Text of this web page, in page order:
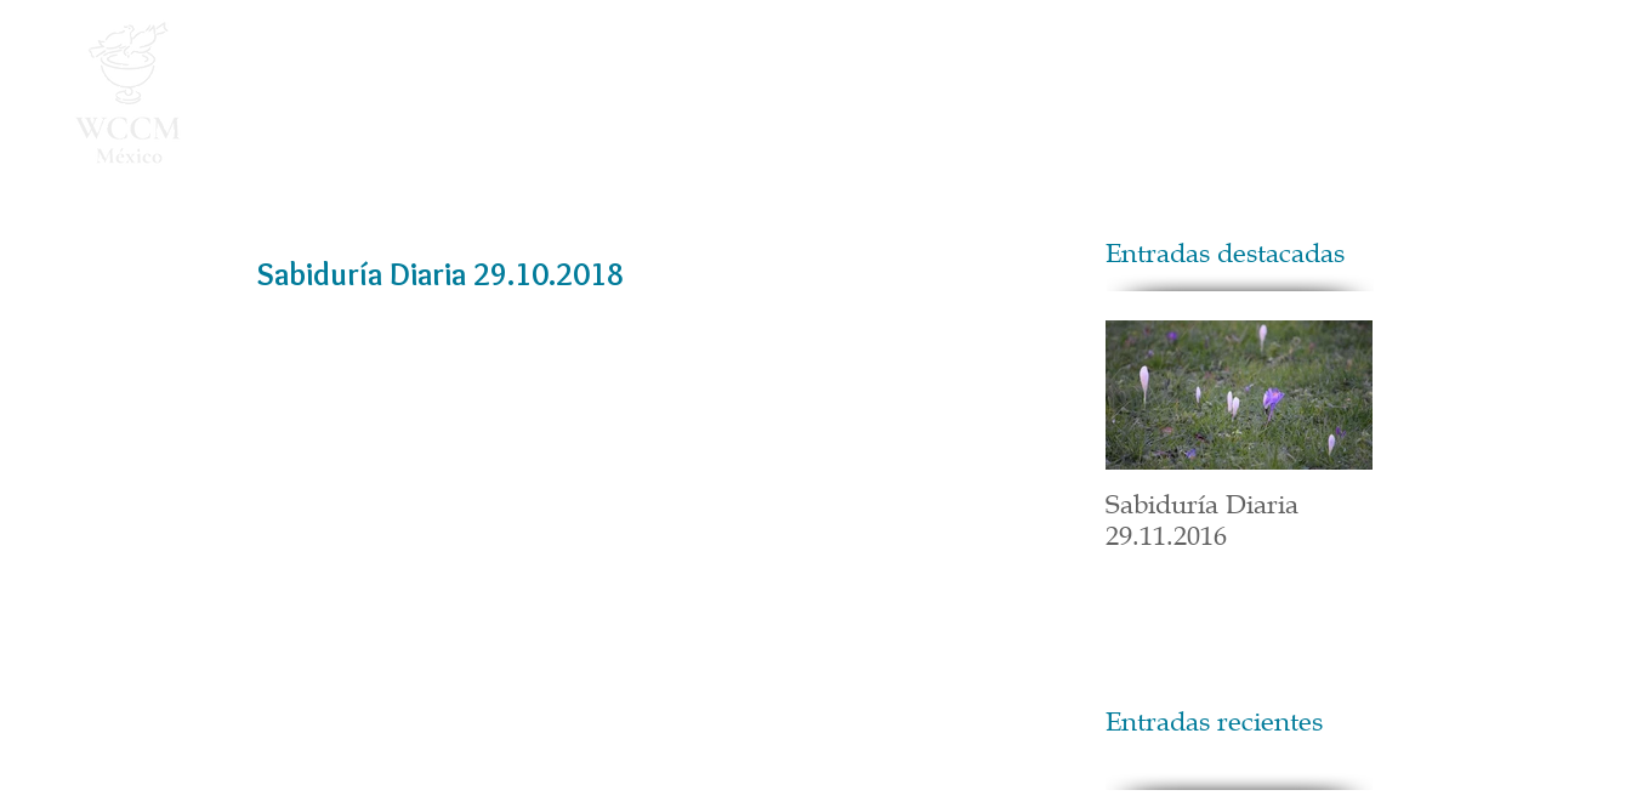
Sabiduría Diaria 29.10.2018
Entradas destacadas
Sabiduría Diaria
29.11.2016
Entradas recientes